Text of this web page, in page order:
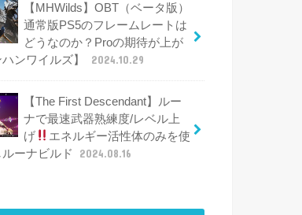
【MHWilds】OBT（ベータ版）
通常版PS5のフレームレートは
どうなのか？Proの期待が上が
ンワイルズ】
2024.10.29
【The First Descendant】ルー
ナで最速武器熟練度/レベル上
げ
エネルギー活性体のみを使
ーナビルド
2024.08.16